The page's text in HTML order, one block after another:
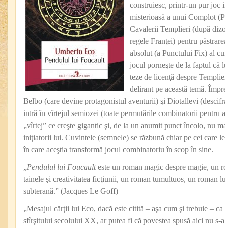
construiesc, printr-un pur joc
misterioasă a unui Complot
Cavalerii Templieri (după
regele Franţei) pentru
absolut (a Punctului Fix) al
jocul porneşte de la faptul că
teze de licenţă despre
delirant pe această temă.
Belbo (care devine protagonistul aventurii) şi Diotallevi
intră în vîrtejul semiozei (toate permutările combinatorii pentru
„vîrtej” ce creşte gigantic şi, de la un anumit punct încolo, nu
iniţiatorii lui. Cuvintele (semnele) se răzbună chiar pe cei care
în care aceştia transformă jocul combinatoriu în scop în sine.
„Pendulul lui Foucaulteste un roman magic despre magie, un
tainele şi creativitatea ficţiunii, un roman tumultuos, un roman
subterană.” (Jacques Le Goff)
„Mesajul cărţii lui Eco, dacă este citită – aşa cum şi trebuie – ca
sfîrşitului secolului XX, ar putea fi că povestea spusă aici nu